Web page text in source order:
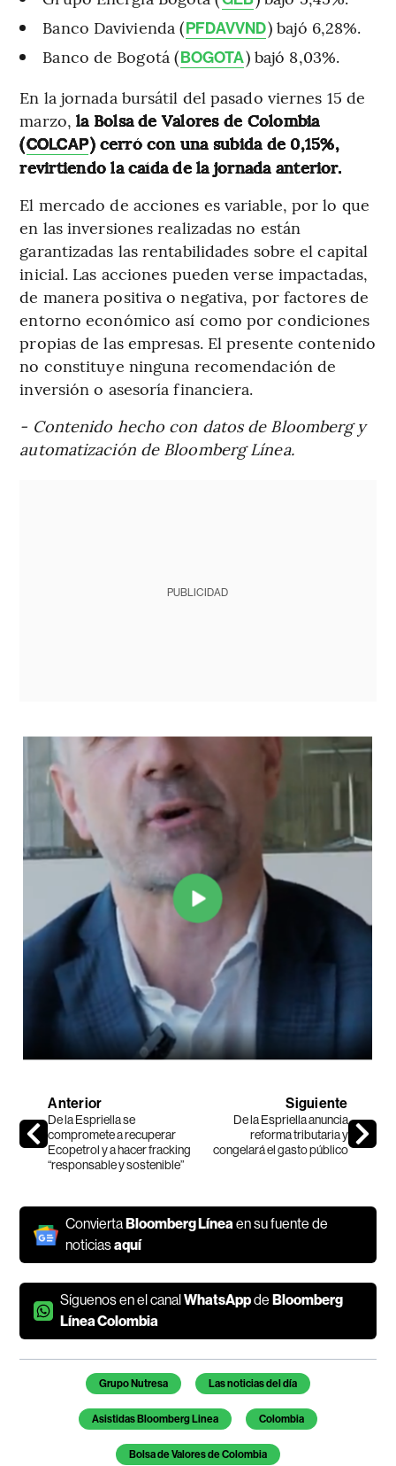
Banco Davivienda (PFDAVVND) bajó 6,28%.
Banco de Bogotá (BOGOTA) bajó 8,03%.
En la jornada bursátil del pasado viernes 15 de
marzo,la Bolsa de Valores de Colombia
(COLCAP) cerró con una subida de 0,15%,
revirtiendo la caída de la jornada anterior.
El mercado de acciones es variable, por lo que
en las inversiones realizadas no están
garantizadas las rentabilidades sobre el capital
inicial. Las acciones pueden verse impactadas,
de manera positiva o negativa, por factores de
entorno económico así como por condiciones
propias de las empresas. El presente contenido
no constituye ninguna recomendación de
inversión o asesoría financiera.
- Contenido hecho con datos de Bloomberg y
automatización de Bloomberg Línea.
PUBLICIDAD
Anterior
De la Espriella se
compromete a recuperar
Ecopetrol y a hacer fracking
“responsable y sostenible”
Siguiente
De la Espriella anuncia
reforma tributaria y
congelará el gasto público
Convierta Bloomberg Líneaen su fuente de
noticiasaquí
Síguenos en el canalWhatsAppde Bloomberg
Línea Colombia
Temas de este artículo
Grupo Nutresa Las noticias del día
Asistidas Bloomberg Linea Colombia
Bolsa de Valores de Colombia